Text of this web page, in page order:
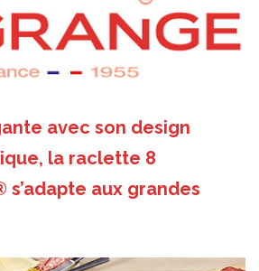
avec son design
la raclette 8
aux grandes